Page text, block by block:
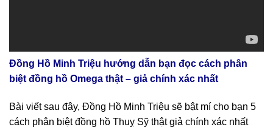
Đồng Hồ Minh Triệu hướng dẫn bạn đọc cách phân
biệt đồng hồ Omega thật – giả chính xác nhất
Bài viết sau đây, Đồng Hồ Minh Triệu sẽ bật mí cho bạn 5
cách phân biệt đồng hồ Thuỵ Sỹ thật giả chính xác nhất